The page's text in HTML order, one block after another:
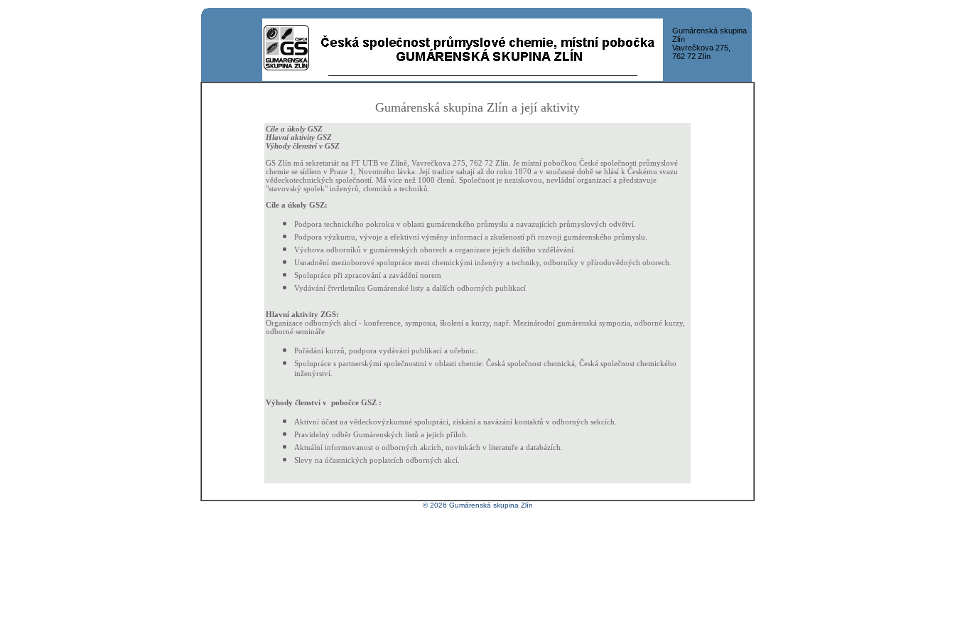
Gumárenská skupina
Zlín
Vavrečkova 275
762 72 Zlín
Gumárenská skupina Zlín a její aktivity
Cíle a úkoly GSZ
Hlavní aktivity GSZ
Výhody členství v GSZ
GS Zlín má sekretariát na FT UTB ve Zlíně, Vavrečkova 275, 762 72 Zlín. Je místní pobočkou České společnosti průmyslové
chemie se sídlem v Praze 1, Novotného lávka. Její tradice sahají až do roku 1870 a v současné době se hlásí k Českému svazu
vědeckotechnických společností. Má více než 1000 členů. Společnost je neziskovou, nevládní organizací a představuje
"stavovský spolek" inženýrů, chemiků a techniků.
Cíle a úkoly GSZ:
Podpora technického pokroku v oblasti gumárenského průmyslu a navazujících průmyslových odvětví.
Podpora výzkumu, vývoje a efektivní výměny informací a zkušeností při rozvoji gumárenského průmyslu.
Výchova odborníků v gumárenských oborech a organizace jejich dalšího vzdělávání.
Usnadnění mezioborové spolupráce mezi chemickými inženýry a techniky, odborníky v přírodovědných oborech.
Spolupráce při zpracování a zavádění norem
Vydávání čtvrtletníku Gumárenské listy a dalších odborných publikací
Hlavní aktivity ZGS:
Organizace odborných akcí - konference, symposia, školení a kurzy, např. Mezinárodní gumárenská sympozia, odborné kurzy,
odborné semináře
Pořádání kurzů, podpora vydávání publikací a učebnic.
Spolupráce s partnerskými společnostmi v oblasti chemie: Česká společnost chemická, Česká společnost chemického
inženýrství.
Výhody členství v pobočce GSZ :
Aktivní účast na vědeckovýzkumné spolupráci, získání a navázání kontaktů v odborných sekcích.
Pravidelný odběr Gumárenských listů a jejich příloh.
Aktuální informovanost o odborných akcích, novinkách v literatuře a databázích.
Slevy na účastnických poplatcích odborných akcí.
©2026 Gumárenská skupina Zlín